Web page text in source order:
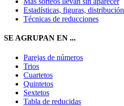
Estadísticas, figuras, distribución
Técnicas de reducciones
SE AGRUPAN EN ...
Parejas de números
Trios
Cuartetos
Quintetos
Sextetos
Tabla de reducidas